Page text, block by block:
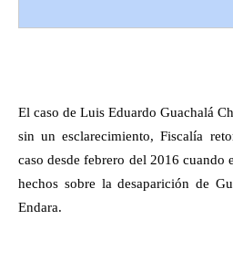
El caso de Luis Eduardo Guachalá
sin un esclarecimiento, Fiscalía
caso desde febrero del 2016 cuando
hechos sobre la desaparición de
Endara.